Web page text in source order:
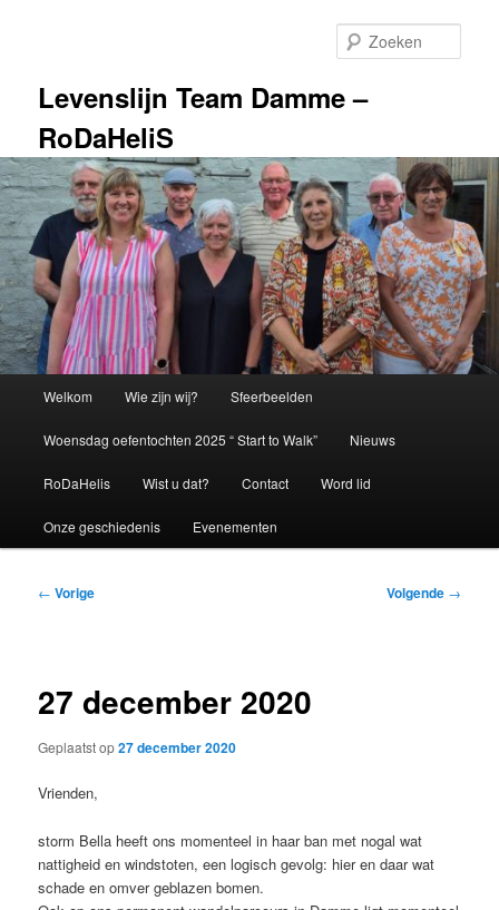
inhoudLevenslijn Team Damme –
RoDaHeliS
Welkom Wie zijn wij? Sfeerbeelden
Woensdag oefentochten 2025 “ Start to Walk” Nieuws
RoDaHelis Wist u dat? Contact Word lid
Onze geschiedenis Evenementen
Bericht
← Vorige Volgende →
27 december 2020
Geplaatst op27 december 2020
Vrienden,
storm Bella heeft ons momenteel in haar ban met nogal wat
nattigheid en windstoten, een logisch gevolg: hier en daar wat
schade en omver geblazen bomen.